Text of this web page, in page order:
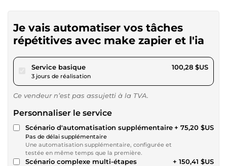
Je vais automatiser vos tâches
répétitives avec make zapier et l'ia
Service basiquepour 92,42 $US
3 jours de réalisation
100,28 $US
Ce vendeur n’est pas assujetti à la TVA.
Personnaliser le service
Scénario d'automatisation supplémentaire
Pas de délai supplémentaire
Une automatisation supplémentaire, configurée et
testée en même temps que la première.
+ 75,20 $US
Scénario complexe multi-étapes + 150,41 $US